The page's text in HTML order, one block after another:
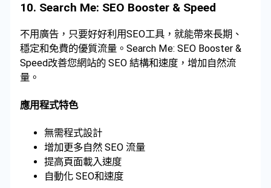
10. Search Me: SEO Booster & Speed
不用廣告，只要好好利用SEO工具，就能帶來長期、
穩定和免費的優質流量。Search Me: SEO Booster &
Speed改善您網站的 SEO 結構和速度，增加自然流
量。
應用程式特色
無需程式設計
增加更多自然 SEO 流量
提高頁面載入速度
自動化 SEO和速度